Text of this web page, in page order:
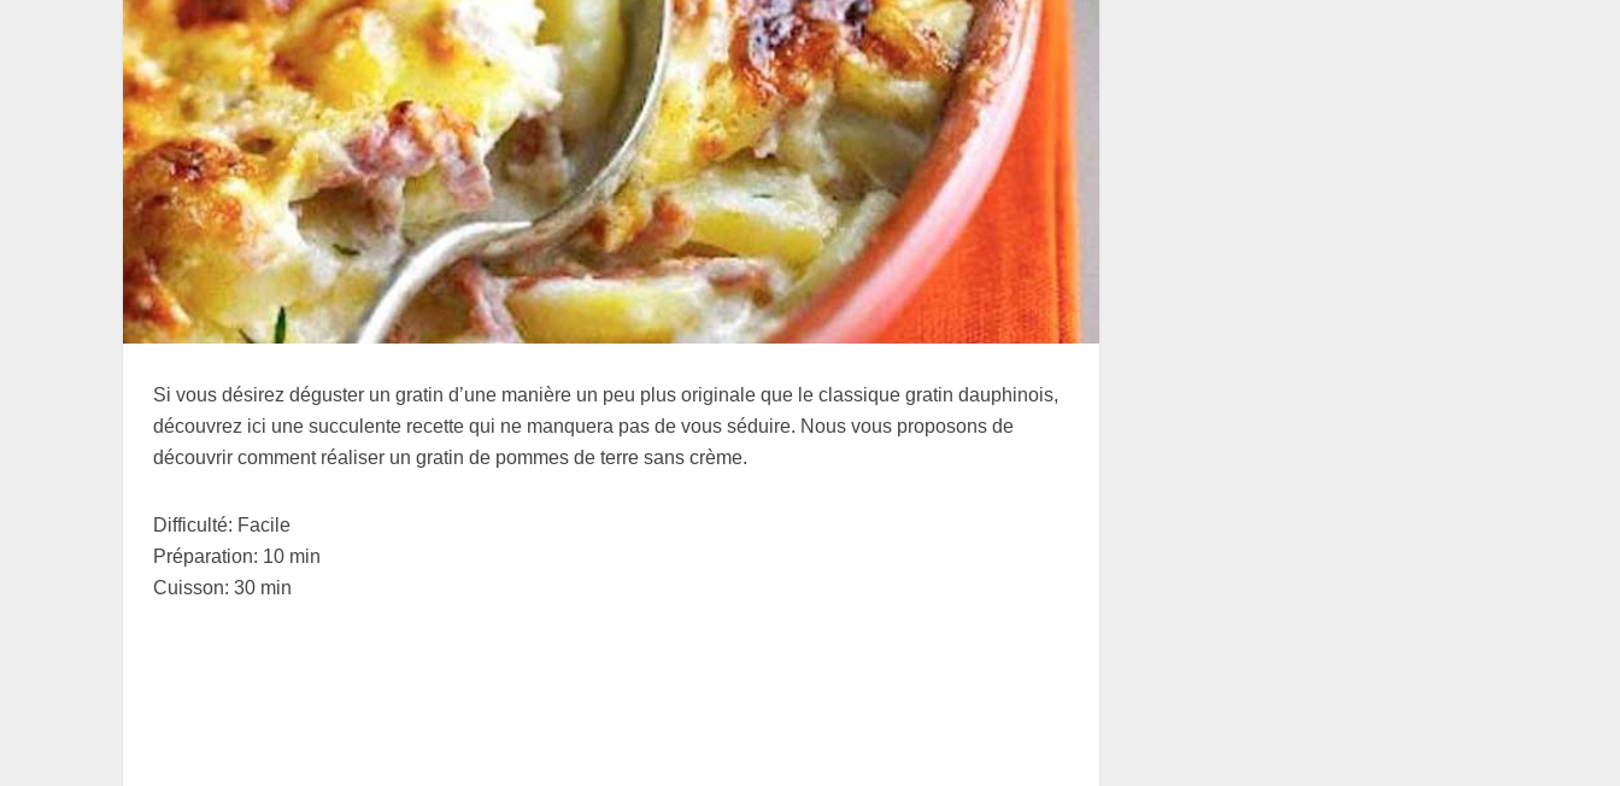
Si vous désirez déguster un gratin d’une manière un peu plus originale que le classique gratin dauphinois,
découvrez ici une succulente recette qui ne manquera pas de vous séduire. Nous vous proposons de
découvrir comment réaliser un gratin de pommes de terre sans crème.
Difficulté: Facile
Préparation: 10 min
Cuisson: 30 min